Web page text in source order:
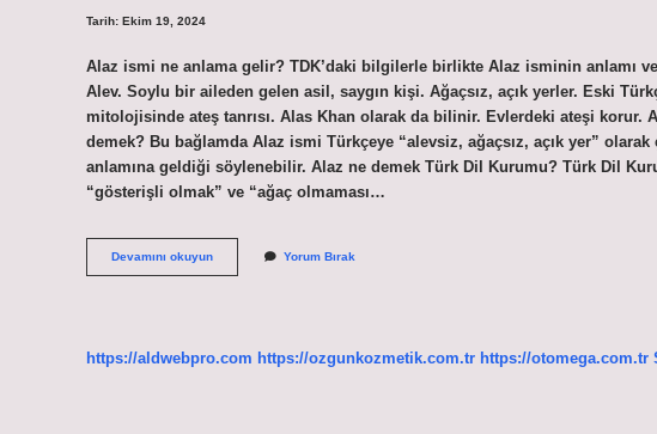
Tarih: Ekim 19, 2024
Alaz ismi ne anlama gelir? TDK’daki bilgilerle birlikte Alaz isminin anlamı
Alev. Soylu bir aileden gelen asil, saygın kişi. Ağaçsız, açık yerler. Eski
mitolojisinde ateş tanrısı. Alas Khan olarak da bilinir. Evlerdeki ateşi korur.
demek? Bu bağlamda Alaz ismi Türkçeye “alevsiz, ağaçsız, açık yer” olarak
anlamına geldiği söylenebilir. Alaz ne demek Türk Dil Kurumu? Türk Dil
“gösterişli olmak” ve “ağaç olmaması…
Devamını okuyunAlaz
Kuranda
Yorum Bırak
https://aldwebpro.com https://ozgunkozmetik.com.tr https://otomega.com.tr